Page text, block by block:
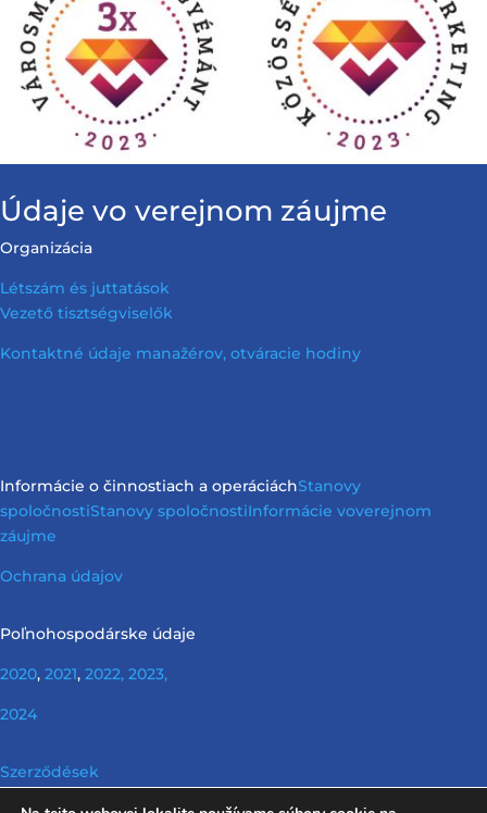
Údaje vo verejnom záujme
Organizácia
Létszám és juttatások
Vezető tisztségviselők
Kontaktné údaje manažérov, otváracie hodiny
Informácie o činnostiach a operáciáchStanovy
spoločnostiStanovy spoločnostiInformácie voverejnom
záujme
Ochrana údajov
Poľnohospodárske údaje
2020, 2021, 2022, 2023,
2024
Szerződések